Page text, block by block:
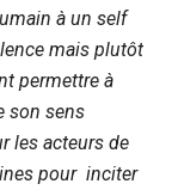
à un self
mais plutôt
permettre à
son sens
les acteurs de
pour inciter